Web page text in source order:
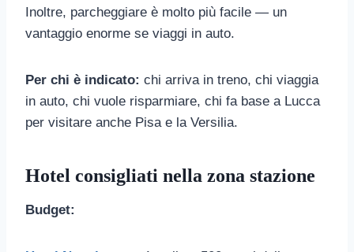
Inoltre, parcheggiare è molto più facile — un
vantaggio enorme se viaggi in auto.
Per chi è indicato: chi arriva in treno, chi viaggia
in auto, chi vuole risparmiare, chi fa base a Lucca
per visitare anche Pisa e la Versilia.
Hotel consigliati nella zona stazione
Budget: